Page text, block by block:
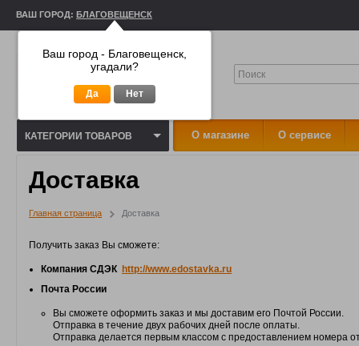
ВАШ ГОРОД: БЛАГОВЕЩЕНСК
КАТЕГОРИИ ТОВАРОВ О магазине О сервисе
Доставка
Главная страница Доставка
Получить заказ Вы сможете:
Компания СДЭК http://www.edostavka.ru
Почта России
Вы сможете оформить заказ и мы доставим его Почтой России.
Отправка в течение двух рабочих дней после оплаты.
Отправка делается первым классом с предоставлением номера
Ваш город - Благовещенск,
угадали?
Да Нет